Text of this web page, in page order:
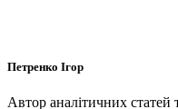
Петренко Ігор
Автор аналітичних статей